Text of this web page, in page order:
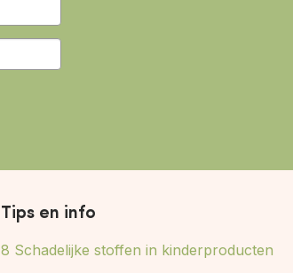
Tips en info
8 Schadelijke stoffen in kinderproducten